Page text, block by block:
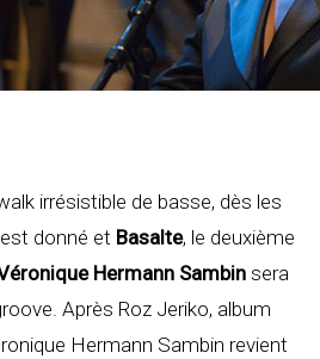
irrésistible de basse, dès les
donné et Basalte, le deuxième
Hermann Sambin sera
Après Roz Jeriko, album
Hermann Sambin revient